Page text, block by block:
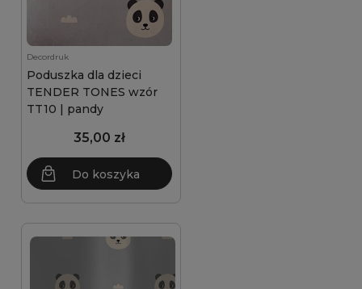
Decordruk
Poduszka dla dzieci
TENDER TONES wzór
TT10 | pandy
35,00 zł
Do koszyka